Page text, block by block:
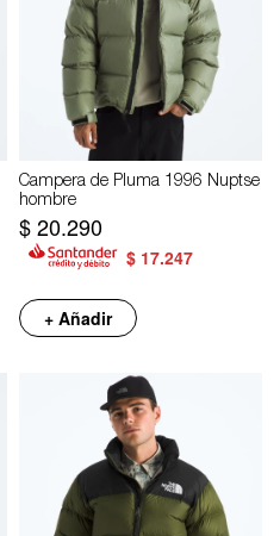
Campera de Pluma 1996 Nuptse
hombre
$20.290
$ 17.247
+ Añadir